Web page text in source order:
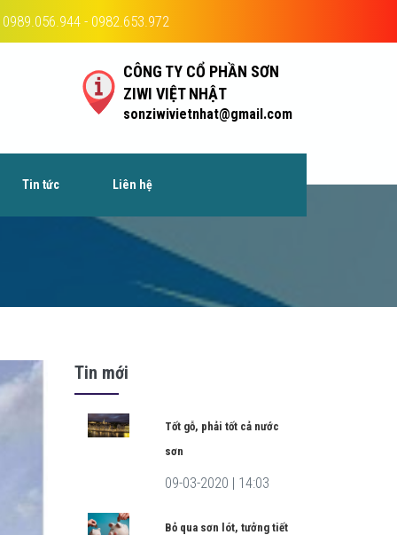
0989.056.944 - 0982.653.972
CÔNG TY CỔ PHẦN SƠN
ZIWI VIỆT NHẬT
sonziwivietnhat@gmail.com
Tin tức Liên hệ
Tin mới
Tốt gỗ, phải tốt cả nước
sơn
09-03-2020 | 14:03
Bỏ qua sơn lót, tưởng tiết